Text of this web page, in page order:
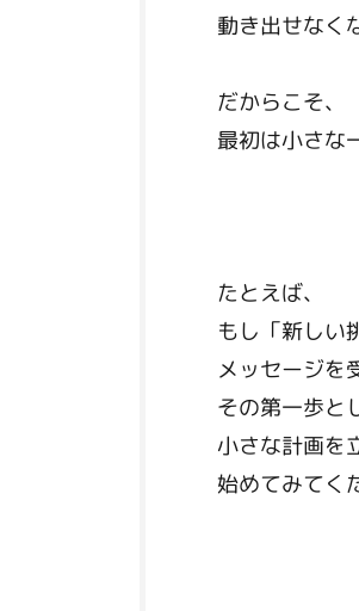
動き出せなく
だからこそ、
最初は小さな
たとえば、
もし「新しい
メッセージを
その第一歩と
小さな計画を
始めてみてく